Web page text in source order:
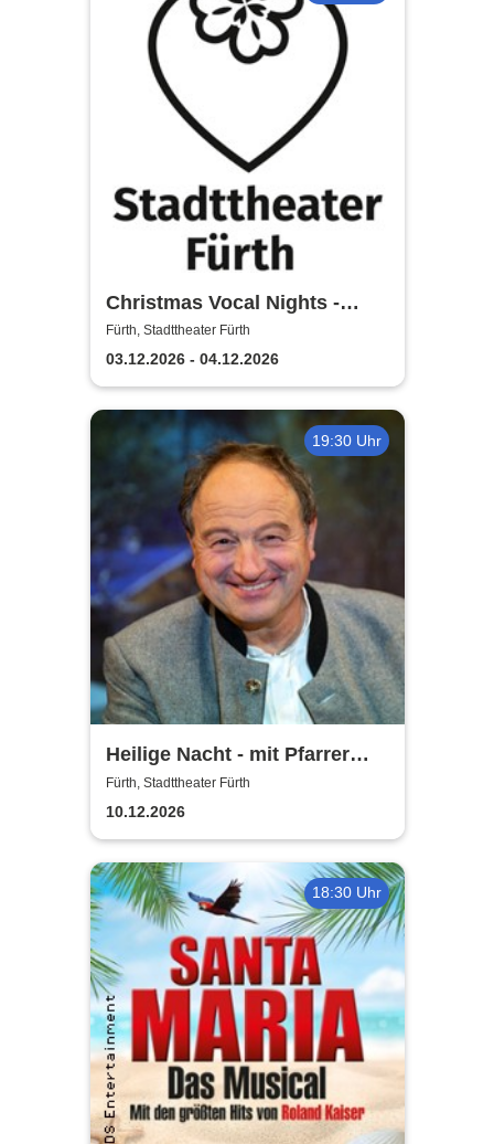
Christmas Vocal Nights -
Stadttheater Fürth
Fürth, Stadttheater Fürth
03.12.2026 - 04.12.2026
19:30 Uhr
Heilige Nacht - mit Pfarrer
Rainer Maria Schießler
Fürth, Stadttheater Fürth
10.12.2026
18:30 Uhr